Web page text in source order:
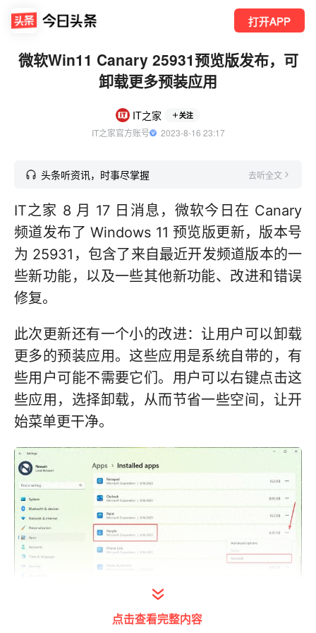
打开APP
微软Win11 Canary 25931预览版发布，可
卸载更多预装应用
IT之家 关注
IT之家官方账号
  2023-8-16 23:17
头条听资讯，时事尽掌握 去听全文
IT之家 8 月 17 日消息，微软今日在 Canary
频道发布了 Windows 11 预览版更新，版本号
为 25931，包含了来自最近开发频道版本的一
些新功能，以及一些其他新功能、改进和错误
修复。
此次更新还有一个小的改进：让用户可以卸载
更多的预装应用。这些应用是系统自带的，有
些用户可能不需要它们。用户可以右键点击这
些应用，选择卸载，从而节省一些空间，让开
始菜单更干净。
点击查看完整内容